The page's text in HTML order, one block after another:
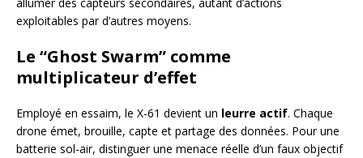
exploitables par d’autres moyens.
Le “Ghost Swarm” comme
multiplicateur d’effet
Employé en essaim, le X-61 devient un leurre actif. Chaque
drone émet, brouille, capte et partage des données. Pour une
batterie sol-air, distinguer une menace réelle d’un faux objectif